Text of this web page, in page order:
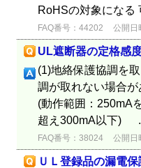
RoHSの対象になる
FAQ番号：44202 公開日
UL遮断器の定格感
(1)地絡保護協調を
調が取れない場合
(動作範囲：250mA
超え300mA以下)
FAQ番号：38024 公開日
ＵＬ登録品の漏電